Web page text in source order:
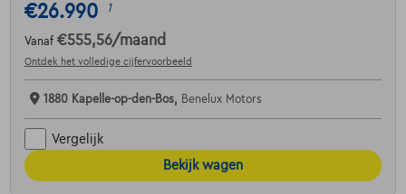
€26.990 1
Vanaf €555,56/maand
Ontdek het volledige cijfervoorbeeld
1880 Kapelle-op-den-Bos, Benelux Motors
Vergelijk
Bekijk wagen